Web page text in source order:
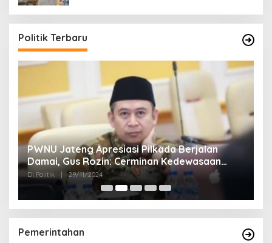
Politik Terbaru
PWNU Jateng Apresiasi Pilkada Berjalan
Damai, Gus Rozin: Cerminan Kedewasaan
Politik Masyarakat
Di Politik 29/11/2024
Pemerintahan